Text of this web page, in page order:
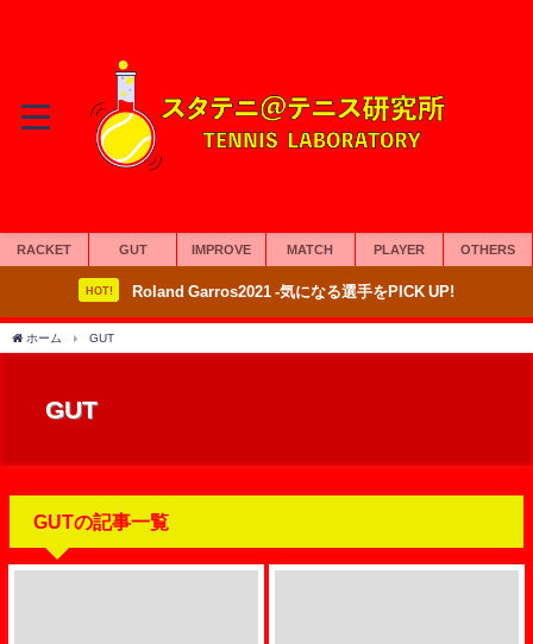
RACKET GUT IMPROVE MATCH PLAYER OTHERS
HOT! Roland Garros2021 -気になる選手をPICK UP!
ホーム GUT
GUT
GUTの記事一覧